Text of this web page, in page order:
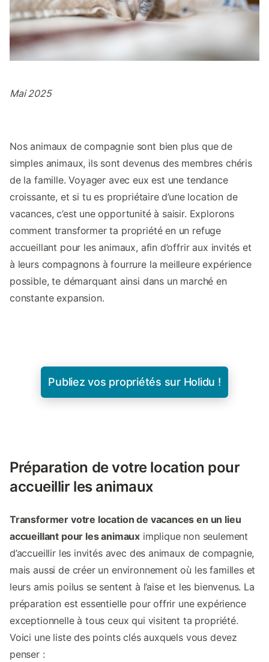
Mai 2025
Nos animaux de compagnie sont bien plus que de
simples animaux, ils sont devenus des membres chéris
de la famille. Voyager avec eux est une tendance
croissante, et si tu es propriétaire d’une location de
vacances, c’est une opportunité à saisir. Explorons
comment transformer ta propriété en un refuge
accueillant pour les animaux, afin d’offrir aux invités et
à leurs compagnons à fourrure la meilleure expérience
possible, te démarquant ainsi dans un marché en
constante expansion.
Publiez vos propriétés sur Holidu !
Préparation de votre location pour
accueillir les animaux
Transformer votre location de vacances en un lieu
accueillant pour les animaux implique non seulement
d’accueillir les invités avec des animaux de compagnie,
mais aussi de créer un environnement où les familles et
leurs amis poilus se sentent à l’aise et les bienvenus. La
préparation est essentielle pour offrir une expérience
exceptionnelle à tous ceux qui visitent ta propriété.
Voici une liste des points clés auxquels vous devez
penser :